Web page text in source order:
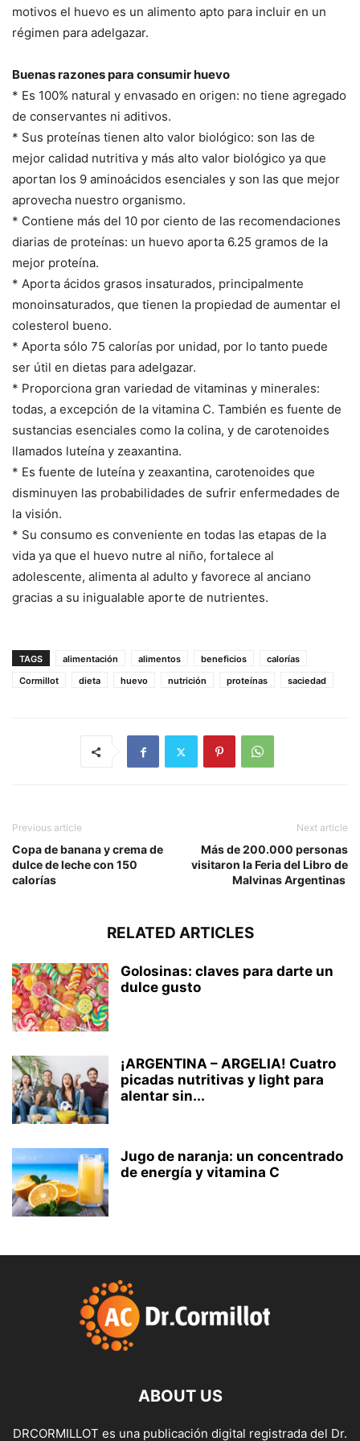
motivos el huevo es un alimento apto para incluir en un
régimen para adelgazar.
Buenas razones para consumir huevo
* Es 100% natural y envasado en origen: no tiene agregado
de conservantes ni aditivos.
* Sus proteínas tienen alto valor biológico: son las de
mejor calidad nutritiva y más alto valor biológico ya que
aportan los 9 aminoácidos esenciales y son las que mejor
aprovecha nuestro organismo.
* Contiene más del 10 por ciento de las recomendaciones
diarias de proteínas: un huevo aporta 6.25 gramos de la
mejor proteína.
* Aporta ácidos grasos insaturados, principalmente
monoinsaturados, que tienen la propiedad de aumentar el
colesterol bueno.
* Aporta sólo 75 calorías por unidad, por lo tanto puede
ser útil en dietas para adelgazar.
* Proporciona gran variedad de vitaminas y minerales:
todas, a excepción de la vitamina C. También es fuente de
sustancias esenciales como la colina, y de carotenoides
llamados luteína y zeaxantina.
* Es fuente de luteína y zeaxantina, carotenoides que
disminuyen las probabilidades de sufrir enfermedades de
la visión.
* Su consumo es conveniente en todas las etapas de la
vida ya que el huevo nutre al niño, fortalece al
adolescente, alimenta al adulto y favorece al anciano
gracias a su inigualable aporte de nutrientes.
TAGS alimentación alimentos beneficios
calorías
Cormillot
dieta huevo nutrición proteínas saciedad
Previous article
Copa de banana y crema de
dulce de leche con 150
calorías
Next article
Más de 200.000 personas
visitaron la Feria del Libro de
Malvinas Argentinas
RELATED ARTICLES
Golosinas: claves para darte un
dulce gusto
¡ARGENTINA – ARGELIA! Cuatro
picadas nutritivas y light para
alentar sin...
Jugo de naranja: un concentrado
de energía y vitamina C
ABOUT US
DRCORMILLOT es una publicación digital registrada del Dr.